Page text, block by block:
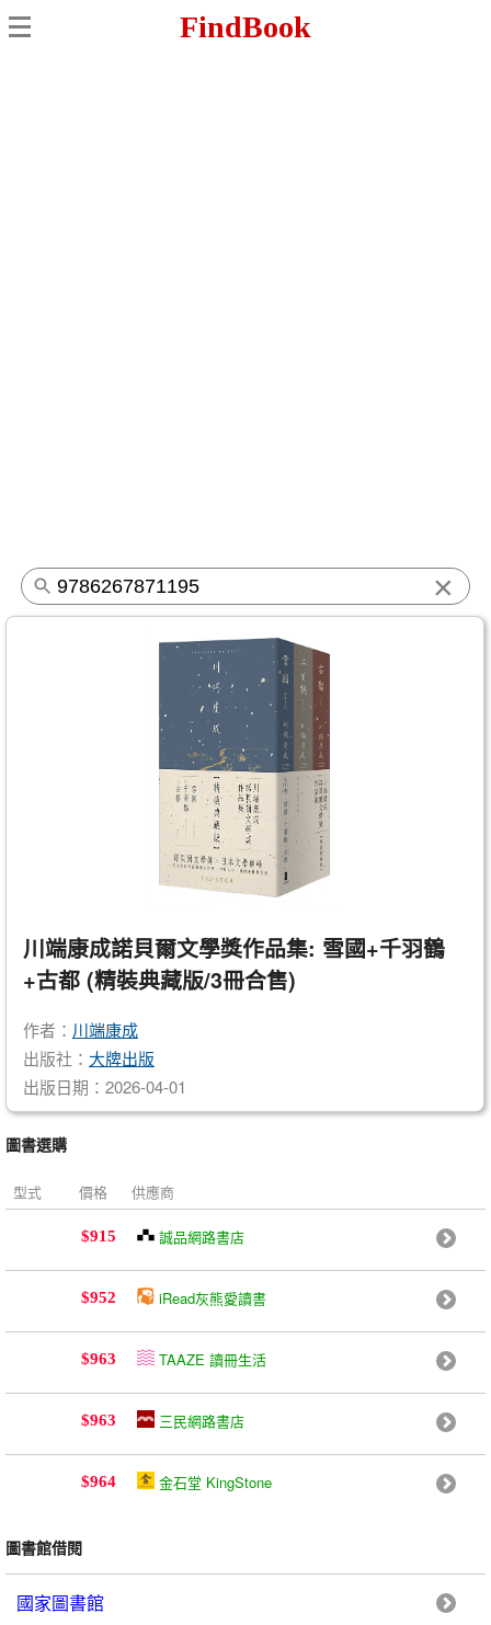
FindBook
×
川端康成諾貝爾文學獎作品集: 雪國+千羽鶴
+古都 (精裝典藏版/3冊合售)
作者： 川端康成
出版社： 大牌出版
出版日期：2026-04-01
圖書選購
型式 價格 供應商
$915 誠品網路書店
$952 iRead灰熊愛讀書
$963 TAAZE 讀冊生活
$963 三民網路書店
$964 金石堂 KingStone
圖書館借閱
國家圖書館